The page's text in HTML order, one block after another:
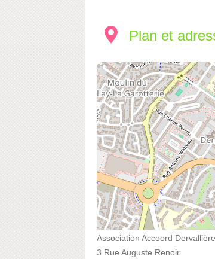
Plan et
Association Accoord
3 Rue Auguste Renoir